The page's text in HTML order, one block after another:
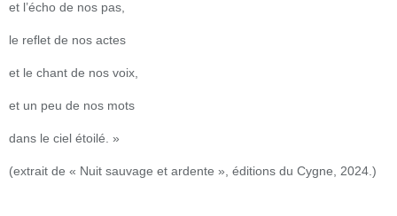
et l’écho de nos pas,
le reflet de nos actes
et le chant de nos voix,
et un peu de nos mots
dans le ciel étoilé. »
(extrait de « Nuit sauvage et ardente », éditions du Cygne, 2024.)